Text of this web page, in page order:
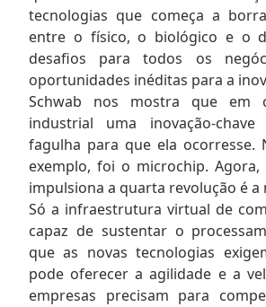
tecnologias que começa a
entre o físico, o biológico e o
desafios para todos os
oportunidades inéditas para a
Schwab nos mostra que em
industrial uma inovação-
fagulha para que ela ocorresse.
exemplo, foi o microchip. Agora,
impulsiona a quarta revolução é a
Só a infraestrutura virtual de
capaz de sustentar o
que as novas tecnologias
pode oferecer a agilidade e a
empresas precisam para